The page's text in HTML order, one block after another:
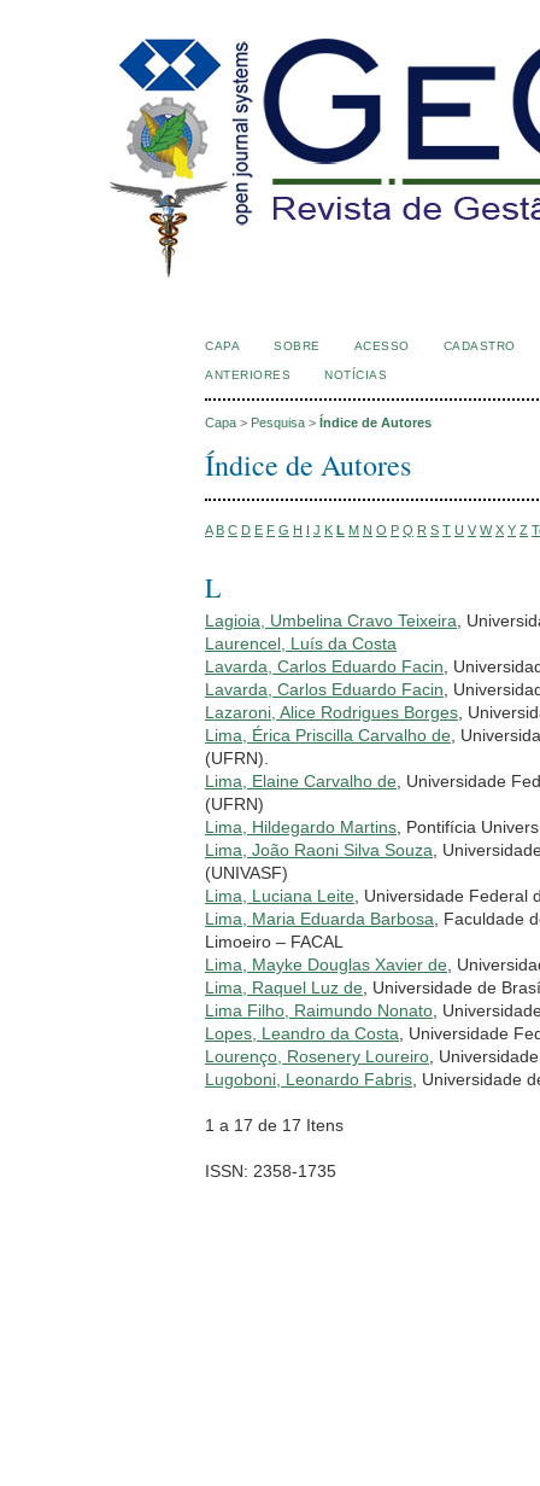
CAPA SOBRE ACESSO CADASTRO
ANTERIORES NOTÍCIAS
Capa > Pesquisa > Índice de Autores
Índice de Autores
A B C D E F G H I J K L M N O P Q R S T U V W X Y Z
L
Lagioia, Umbelina Cravo Teixeira,
Laurencel, Luís da Costa
Lavarda, Carlos Eduardo Facin,
Lavarda, Carlos Eduardo Facin,
Lazaroni, Alice Rodrigues Borges,
Lima, Érica Priscilla Carvalho de,
(UFRN).
Lima, Elaine Carvalho de, Universidade
(UFRN)
Lima, Hildegardo Martins, Pontifícia
Lima, João Raoni Silva Souza,
(UNIVASF)
Lima, Luciana Leite, Universidade Federal
Lima, Maria Eduarda Barbosa, Faculdade
Limoeiro – FACAL
Lima, Mayke Douglas Xavier de,
Lima, Raquel Luz de, Universidade de
Lima Filho, Raimundo Nonato,
Lopes, Leandro da Costa, Universidade
Lourenço, Rosenery Loureiro,
Lugoboni, Leonardo Fabris, Universidade
1 a 17 de 17 Itens
ISSN: 2358-1735